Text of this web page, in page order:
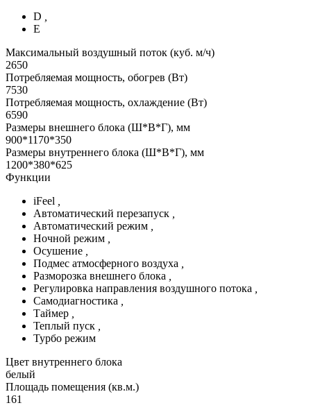
D
Е
Максимальный воздушный поток (куб. м/ч)
2650
Потребляемая мощность, обогрев (Вт)
7530
Потребляемая мощность, охлаждение (Вт)
6590
Размеры внешнего блока (Ш*В*Г), мм
900*1170*350
Размеры внутреннего блока (Ш*В*Г), мм
1200*380*625
Функции
iFeel
Автоматический перезапуск
Автоматический режим
Ночной режим
Осушение
Подмес атмосферного воздуха
Разморозка внешнего блока
Регулировка направления воздушного потока
Самодиагностика
Таймер
Теплый пуск
Турбо режим
Цвет внутреннего блока
белый
Площадь помещения (кв.м.)
161